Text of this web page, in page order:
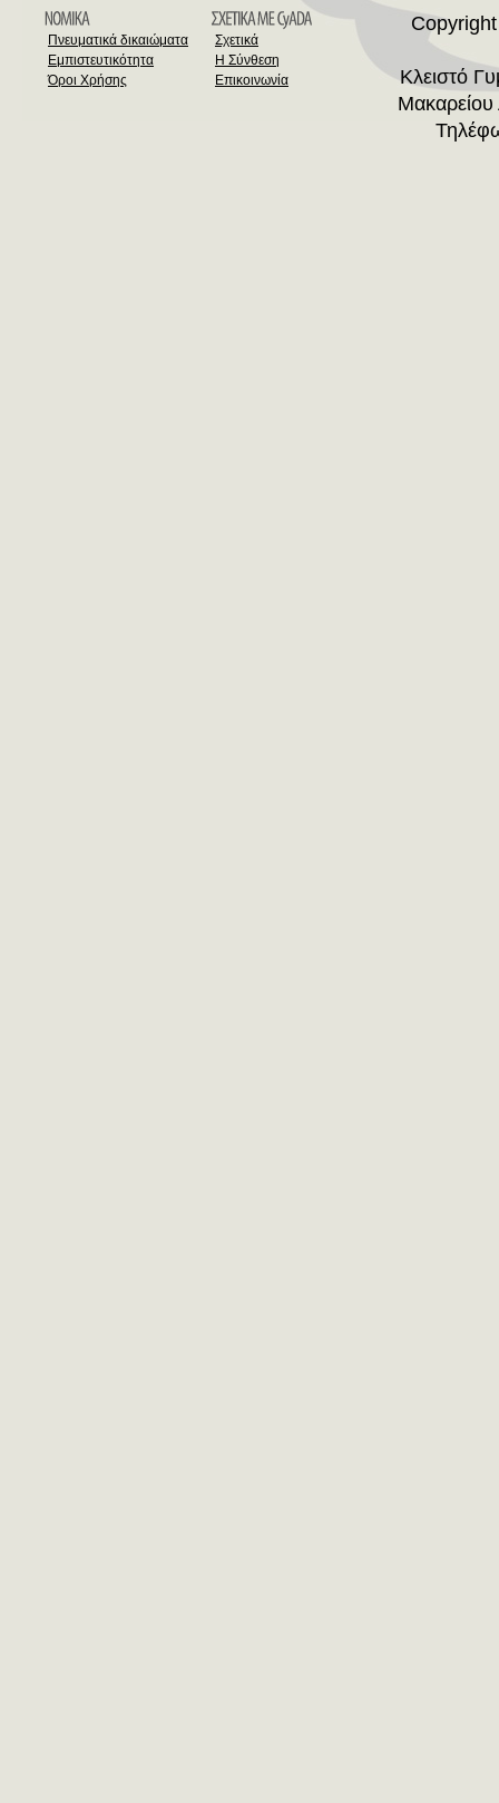
Πνευματικά δικαιώματα
Εμπιστευτικότητα
Όροι Χρήσης
Σχετικά
Η Σύνθεση
Επικοινωνία
Κλειστό